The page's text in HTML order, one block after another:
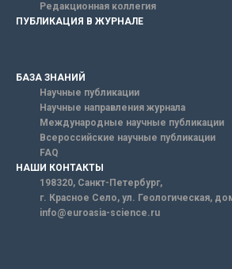
Редакционная коллегия
ПУБЛИКАЦИЯ В ЖУРНАЛЕ
БАЗА ЗНАНИЙ
Научные публикации
Научные направления журнала
Международные научные публикации
Всероссийские научные публикации
FAQ
НАШИ КОНТАКТЫ
198320, Санкт-Петербург,
г. Красное Село, ул. Геологическая,
info@euroasia-science.ru